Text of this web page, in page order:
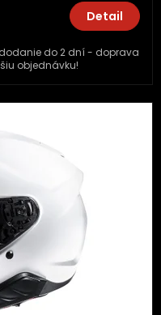
Detail
do 2 dní - doprava
objednávku!